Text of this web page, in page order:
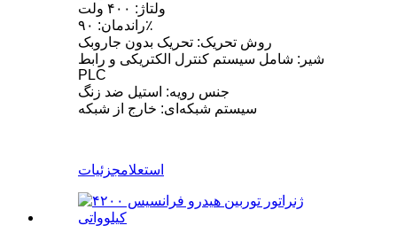
ولتاژ: ۴۰۰ ولت
راندمان: ۹۰٪
روش تحریک: تحریک بدون جاروبک
شیر: شامل سیستم کنترل الکتریکی و رابط
PLC
جنس رویه: استیل ضد زنگ
سیستم شبکه‌ای: خارج از شبکه
استعلامجزئیات